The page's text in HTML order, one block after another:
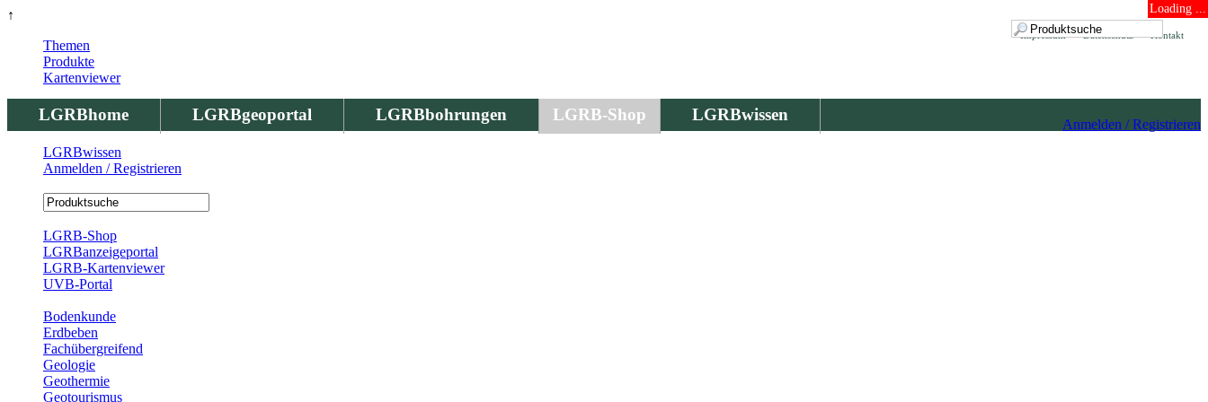
↑ Loading ...
Kontakt
Datenschutz
Impressum
LGRBhome LGRBgeoportal LGRBbohrungen LGRB-Shop LGRBwissen
Anmelden / Registrieren
Themen
Produkte
Kartenviewer
LGRBwissen
Anmelden / Registrieren
LGRB-Shop
LGRBanzeigeportal
LGRB-Kartenviewer
UVB-Portal
Bodenkunde
Erdbeben
Fachübergreifend
Geologie
Geothermie
Geotourismus